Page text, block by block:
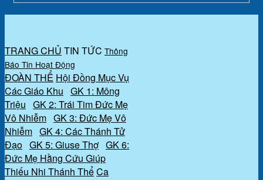
TRANG CHỦ TIN TỨC Thông
Báo Tin Hoạt Động
ĐOÀN THỂ Hội Đồng Mục Vụ
Các Giáo Khu GK 1: Mông
Triệu GK 2: Trái Tim Đức Mẹ
Vô Nhiễm GK 3: Đức Mẹ Vô
Nhiễm GK 4: Các Thánh Tử
Đạo GK 5: Giuse Thợ GK 6:
Đức Mẹ Hằng Cứu Giúp
Thiếu Nhi Thánh ThểCa